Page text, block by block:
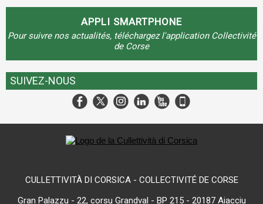
APPLI SMARTPHONE
Pour suivre nos actualités, téléchargez l'application Collectivité
de Corse
SUIVEZ-NOUS
CULLETTIVITÀ DI CORSICA - COLLECTIVITÉ DE CORSE
Gran Palazzu - 22, corsu Grandval - BP 215 - 20187 Aiacciu